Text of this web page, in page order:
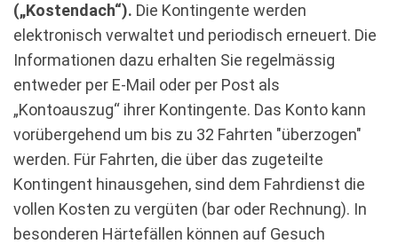
(„Kostendach“). Die Kontingente werden
elektronisch verwaltet und periodisch erneuert. Die
Informationen dazu erhalten Sie regelmässig
entweder per E-Mail oder per Post als
„Kontoauszug“ ihrer Kontingente. Das Konto kann
vorübergehend um bis zu 32 Fahrten "überzogen"
werden. Für Fahrten, die über das zugeteilte
Kontingent hinausgehen, sind dem Fahrdienst die
vollen Kosten zu vergüten (bar oder Rechnung). In
besonderen Härtefällen können auf Gesuch